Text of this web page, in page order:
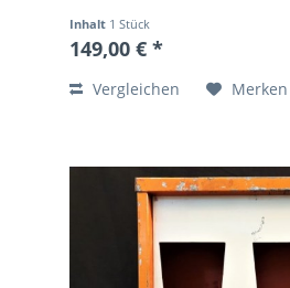
Inhalt 1 Stück
149,00 € *
Vergleichen Merken